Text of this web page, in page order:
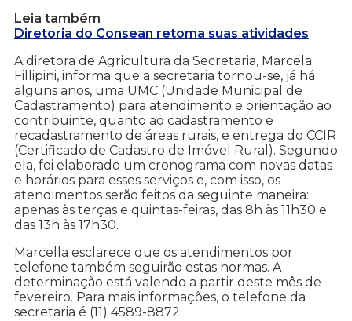
Leia também
Diretoria do Consean retoma suas atividades
A diretora de Agricultura da Secretaria, Marcela
Fillipini, informa que a secretaria tornou-se, já há
alguns anos, uma UMC (Unidade Municipal de
Cadastramento) para atendimento e orientação ao
contribuinte, quanto ao cadastramento e
recadastramento de áreas rurais, e entrega do CCIR
(Certificado de Cadastro de Imóvel Rural). Segundo
ela, foi elaborado um cronograma com novas datas
e horários para esses serviços e, com isso, os
atendimentos serão feitos da seguinte maneira:
apenas às terças e quintas-feiras, das 8h às 11h30 e
das 13h às 17h30.
Marcella esclarece que os atendimentos por
telefone também seguirão estas normas. A
determinação está valendo a partir deste mês de
fevereiro. Para mais informações, o telefone da
secretaria é (11) 4589-8872.